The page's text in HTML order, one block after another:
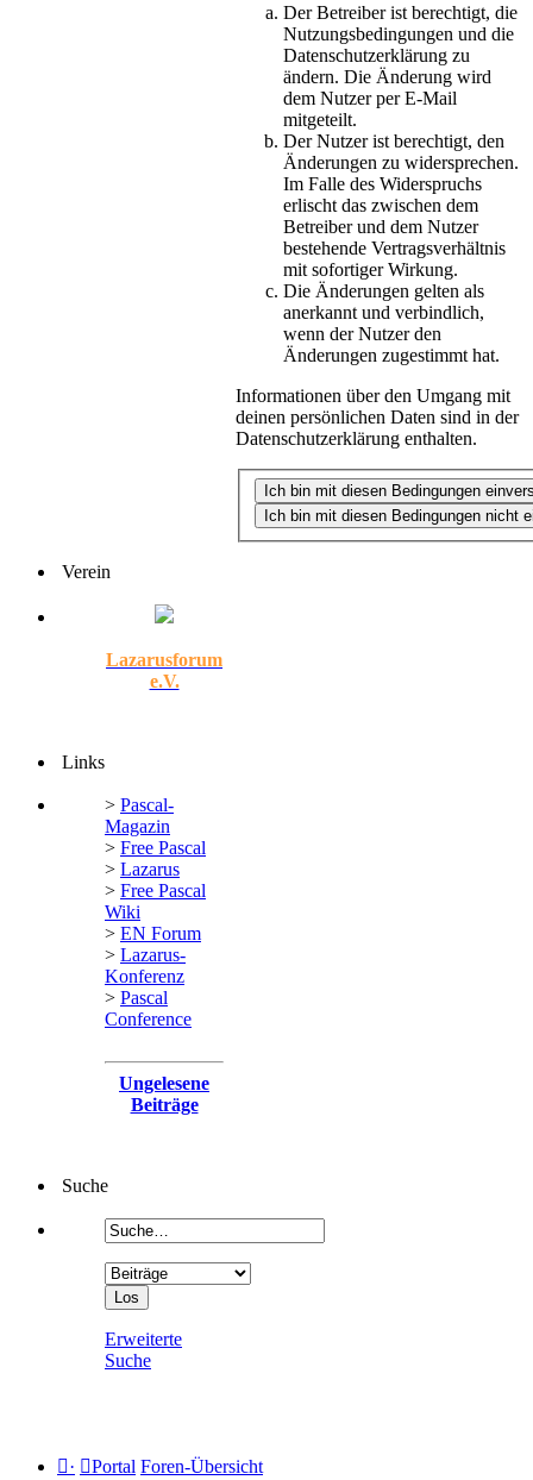
Der Betreiber ist berechtigt, die
Nutzungsbedingungen und die
Datenschutzerklärung zu
ändern. Die Änderung wird
dem Nutzer per E-Mail
mitgeteilt.
Der Nutzer ist berechtigt, den
Änderungen zu widersprechen.
Im Falle des Widerspruchs
erlischt das zwischen dem
Betreiber und dem Nutzer
bestehende Vertragsverhältnis
mit sofortiger Wirkung.
Die Änderungen gelten als
anerkannt und verbindlich,
wenn der Nutzer den
Änderungen zugestimmt hat.
Informationen über den Umgang mit
deinen persönlichen Daten sind in der
Datenschutzerklärung enthalten.
Verein
Lazarusforum
e.V.
Links
> Pascal-
Magazin
> Free Pascal
> Lazarus
> Free Pascal
Wiki
> EN Forum
> Lazarus-
Konferenz
> Pascal
Conference
Ungelesene
Beiträge
Suche
Erweiterte
Suche
· Portal Foren-Übersicht